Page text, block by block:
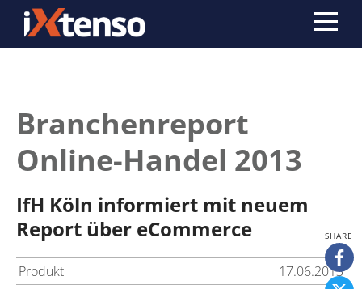
Branchenreport
Online-Handel 2013
IfH Köln informiert mit neuem
Report über eCommerce
Produkt 17.06.2013